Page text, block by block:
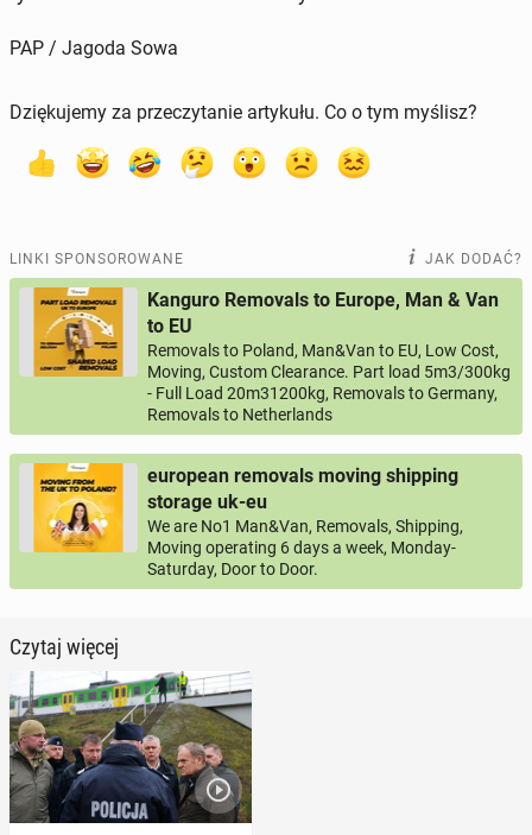
PAP / Jagoda Sowa
Dziękujemy za przeczytanie artykułu. Co o tym myślisz?
LINKI SPONSOROWANE JAK DODAĆ?
Kanguro Removals to Europe, Man & Van
to EU
Removals to Poland, Man&Van to EU, Low Cost,
Moving, Custom Clearance. Part load 5m3/300kg
- Full Load 20m31200kg, Removals to Germany,
Removals to Netherlands
european removals moving shipping
storage uk-eu
We are No1 Man&Van, Removals, Shipping,
Moving operating 6 days a week, Monday-
Saturday, Door to Door.
Czytaj więcej